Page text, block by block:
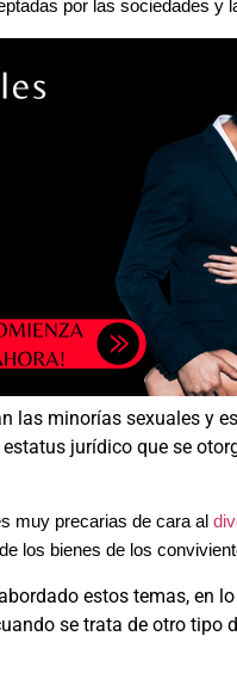
por las sociedades y
las minorías sexuales y
jurídico que se
muy precarias de cara al
los bienes de los
estos temas, en
se trata de otro tipo